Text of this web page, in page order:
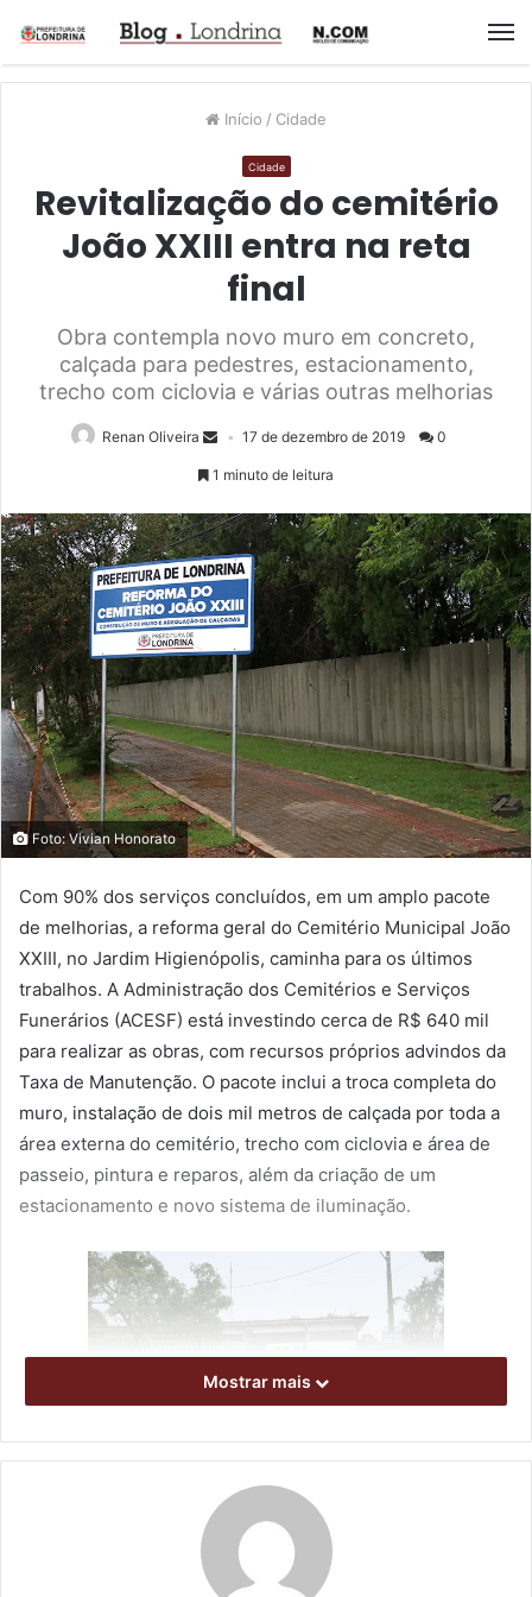
Início / Cidade
Cidade
Revitalização do cemitério
João XXIII entra na reta
final
Obra contempla novo muro em concreto,
calçada para pedestres, estacionamento,
trecho com ciclovia e várias outras melhorias
Renan Oliveira 17 de dezembro de 2019 0
1 minuto de leitura
Foto: Vivian Honorato
Com 90% dos serviços concluídos, em um amplo pacote
de melhorias, a reforma geral do Cemitério Municipal João
XXIII, no Jardim Higienópolis, caminha para os últimos
trabalhos. A Administração dos Cemitérios e Serviços
Funerários (ACESF) está investindo cerca de R$ 640 mil
para realizar as obras, com recursos próprios advindos da
Taxa de Manutenção. O pacote inclui a troca completa do
muro, instalação de dois mil metros de calçada por toda a
área externa do cemitério, trecho com ciclovia e área de
passeio, pintura e reparos, além da criação de um
estacionamento e novo sistema de iluminação.
Segundo o superintendente da ACESF, Leonilso Jaqueta, a
previsão é que a entrega da obra, iniciada em julho deste
ano, seja feita entre o final de dezembro e a primeira
Mostrar mais